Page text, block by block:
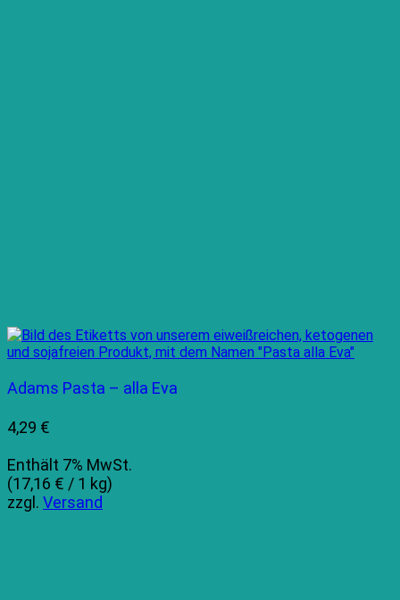
Adams Pasta – alla Eva
4,29 €
Enthält 7% MwSt.
(17,16 € / 1 kg)
zzgl. Versand